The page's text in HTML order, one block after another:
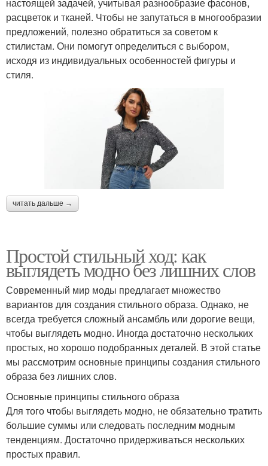
настоящей задачей, учитывая разнообразие фасонов,
расцветок и тканей. Чтобы не запутаться в многообразии
предложений, полезно обратиться за советом к
стилистам. Они помогут определиться с выбором,
исходя из индивидуальных особенностей фигуры и
стиля.
читать дальше →
Простой стильный ход: как
выглядеть модно без лишних слов
Современный мир моды предлагает множество
вариантов для создания стильного образа. Однако, не
всегда требуется сложный ансамбль или дорогие вещи,
чтобы выглядеть модно. Иногда достаточно нескольких
простых, но хорошо подобранных деталей. В этой статье
мы рассмотрим основные принципы создания стильного
образа без лишних слов.
Основные принципы стильного образа
Для того чтобы выглядеть модно, не обязательно тратить
большие суммы или следовать последним модным
тенденциям. Достаточно придерживаться нескольких
простых правил.